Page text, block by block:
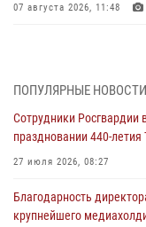
07 августа 2026, 11:48
07 августа 2026, 10:57
Память
воинского долга,
округа Росгвардии
Росгвардейцы в
ПОПУЛЯРНЫЕ НОВОСТИ
Сотрудники Росгвардии
праздновании 440-
27 июля 2026, 08:27
Благодарность
крупнейшего